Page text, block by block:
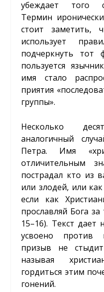
убеждает того
Термин
стоит заметить,
использует
подчеркнуть тот
пользуется
имя стало
приятия
группы».
Несколько
аналогичный
Петра. Имя
отличительным
пострадал кто из
или злодей, или
если как
прославляй Бога
15–16). Текст
усвоено против
призыв не
называя
гордиться этим
гонений.